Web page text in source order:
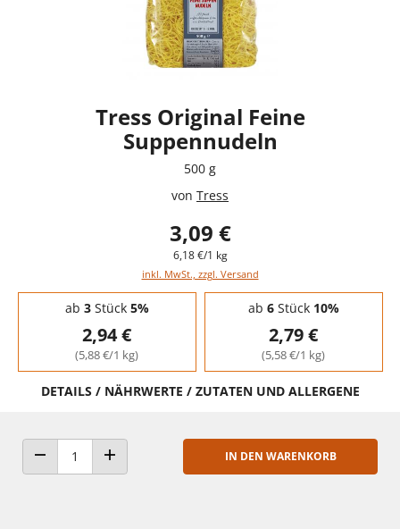
Tress Original Feine
Suppennudeln
500 g
von Tress
3,09 €
6,18 €/1 kg
inkl. MwSt., zzgl. Versand
Staffelpreise - Mengenrabatt
ab 3Stück 5%
2,94 €
(5,88 €/1 kg)
ab 6Stück 10%
2,79 €
(5,58 €/1 kg)
DETAILS / NÄHRWERTE / ZUTATEN UND ALLERGENE
ANZAHL VERRINGERNANZAHL ERHÖHEN
IN DEN WARENKORB